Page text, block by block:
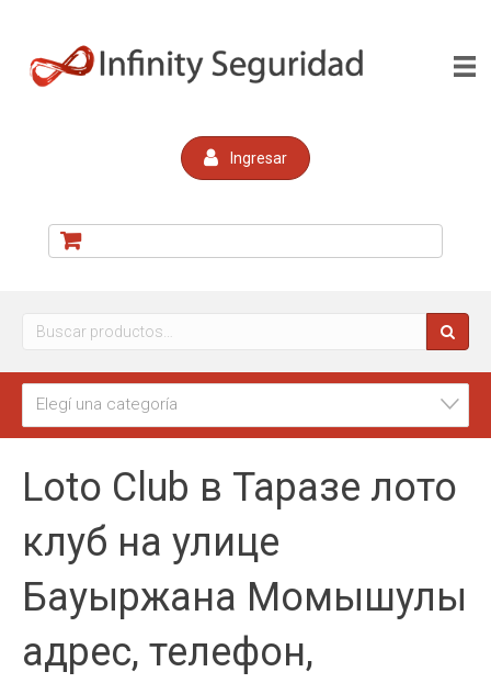
Ingresar
Buscar
Elegí una categoría
Loto Club в Таразе лото
клуб на улице
Бауыржана Момышулы
адрес, телефон,